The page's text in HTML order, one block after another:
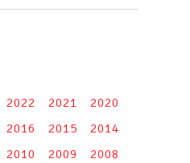
2022 2021
2020
2016 2015
2014
2010 2009
2008